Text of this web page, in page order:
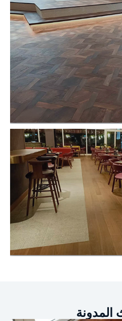
السداسي متعدد الطبقات
الحجم: 305.24×352.5×15/3 مللي متر (مسدس) 247.8x125x15/3
المدونة